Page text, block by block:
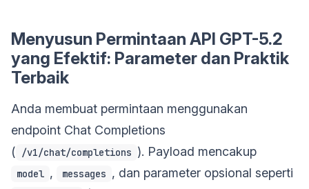
Menyusun Permintaan API GPT-5.2
yang Efektif: Parameter dan Praktik
Terbaik
Anda membuat permintaan menggunakan
endpoint Chat Completions
( /v1/chat/completions ). Payload mencakup
model , messages , dan parameter opsional seperti